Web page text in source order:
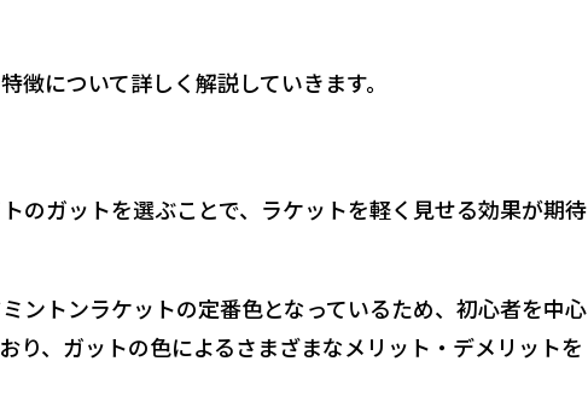
徴について詳しく解説していきます。
のガットを選ぶことで、ラケットを軽く見せる効果が期待
ントンラケットの定番色となっているため、初心者を中心
り、ガットの色によるさまざまなメリット・デメリットを